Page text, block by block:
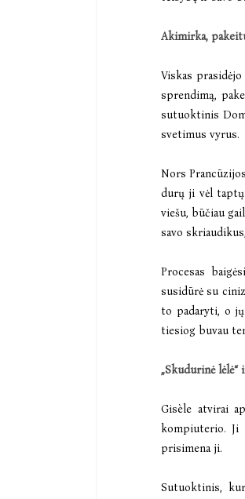
Akimirka,
Viskas
sprendimą,
sutuoktinis
svetimus vyrus.
Nors
durų ji vėl taptų
viešu, būčiau
savo
Procesas
susidūrė su
to padaryti, o jų
tiesiog buvau
„Skudurinė
Gisèle atvirai
kompiuterio. Ji
prisimena ji.
Sutuoktinis,